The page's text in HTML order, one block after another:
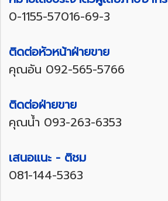
0-1155-57016-69-3
ติดต่อหัวหน้าฝ่ายขาย
คุณอัน 092-565-5766
ติดต่อฝ่ายขาย
คุณน้ำ 093-263-6353
เสนอแนะ - ติชม
081-144-5363